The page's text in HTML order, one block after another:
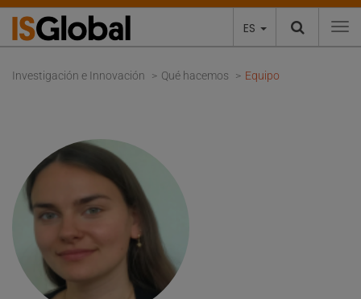
ES
Investigación e Innovación Qué hacemos Equipo